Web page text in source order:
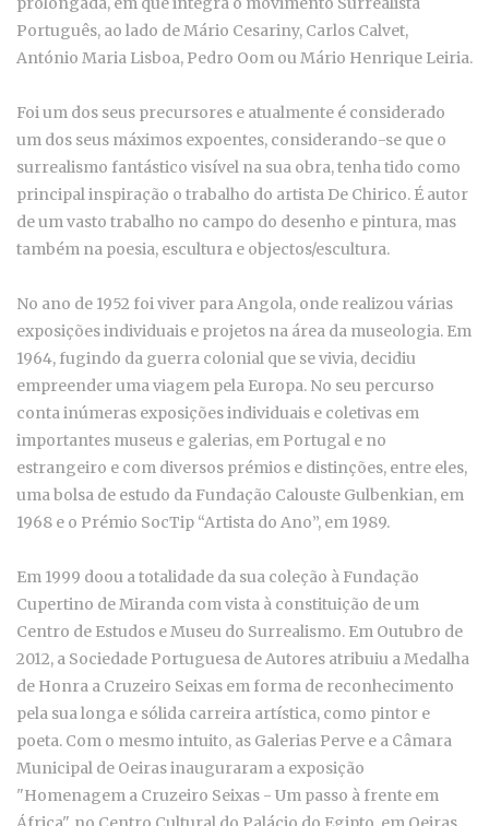
Português, ao lado de Mário Cesariny, Carlos Calvet,
António Maria Lisboa, Pedro Oom ou Mário Henrique Leiria.
Foi um dos seus precursores e atualmente é considerado
um dos seus máximos expoentes, considerando-se que o
surrealismo fantástico visível na sua obra, tenha tido como
principal inspiração o trabalho do artista De Chirico. É autor
de um vasto trabalho no campo do desenho e pintura, mas
também na poesia, escultura e objectos/escultura.
No ano de 1952 foi viver para Angola, onde realizou várias
exposições individuais e projetos na área da museologia. Em
1964, fugindo da guerra colonial que se vivia, decidiu
empreender uma viagem pela Europa. No seu percurso
conta inúmeras exposições individuais e coletivas em
importantes museus e galerias, em Portugal e no
estrangeiro e com diversos prémios e distinções, entre eles,
uma bolsa de estudo da Fundação Calouste Gulbenkian, em
1968 e o Prémio SocTip “Artista do Ano”, em 1989.
Em 1999 doou a totalidade da sua coleção à Fundação
Cupertino de Miranda com vista à constituição de um
Centro de Estudos e Museu do Surrealismo. Em Outubro de
2012, a Sociedade Portuguesa de Autores atribuiu a Medalha
de Honra a Cruzeiro Seixas em forma de reconhecimento
pela sua longa e sólida carreira artística, como pintor e
poeta. Com o mesmo intuito, as Galerias Perve e a Câmara
Municipal de Oeiras inauguraram a exposição
"Homenagem a Cruzeiro Seixas - Um passo à frente em